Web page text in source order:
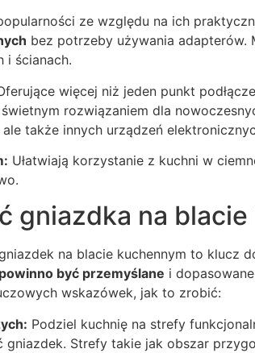
ze względu na ich
bez potrzeby używania
i ścianach.
więcej niż jeden punkt
świetnym rozwiązaniem dla
także innych urządzeń
Ułatwiają korzystanie z kuchni w
gniazdka na
na blacie kuchennym to klucz
być przemyślane i
wskazówek, jak to zrobić:
Podziel kuchnię na strefy
gniazdek. Strefy takie jak obszar